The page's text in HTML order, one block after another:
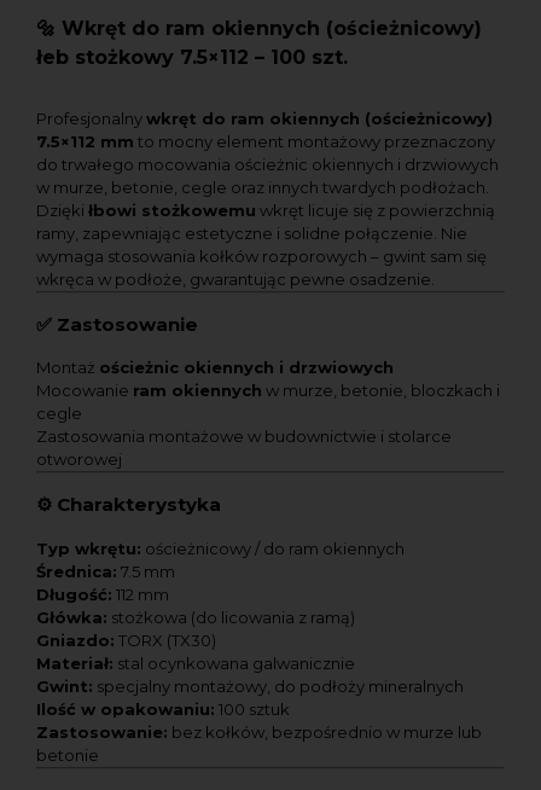
🔩 Wkręt do ram okiennych (ościeżnicowy)
łeb stożkowy 7.5×112 – 100 szt.
Profesjonalnywkręt do ram okiennych (ościeżnicowy)
7.5×112 mm to mocny element montażowy przeznaczony
do trwałego mocowania ościeżnic okiennych i drzwiowych
w murze, betonie, cegle oraz innych twardych podłożach.
Dzięki łbowi stożkowemu wkręt licuje się z powierzchnią
ramy, zapewniając estetyczne i solidne połączenie. Nie
wymaga stosowania kołków rozporowych – gwint sam się
wkręca w podłoże, gwarantując pewne osadzenie.
✅ Zastosowanie
Montaż ościeżnic okiennych i drzwiowych
Mocowanie ram okiennych w murze, betonie, bloczkach i
cegle
Zastosowania montażowe w budownictwie i stolarce
otworowej
⚙️ Charakterystyka
Typ wkrętu: ościeżnicowy / do ram okiennych
Średnica: 7.5 mm
Długość: 112 mm
Główka: stożkowa (do licowania z ramą)
Gniazdo: TORX (TX30)
Materiał: stal ocynkowana galwanicznie
Gwint: specjalny montażowy, do podłoży mineralnych
Ilość w opakowaniu: 100 sztuk
Zastosowanie: bez kołków, bezpośrednio w murze lub
betonie